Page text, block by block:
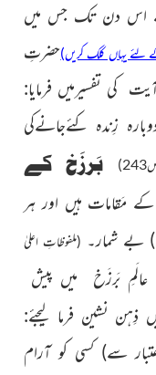
اس دن تک جس میں
یہاں کلک کریں)حضرتِ
کی تفسیرمیں فرمایا:
زِندہ کئےجانےکی
بَرزَخ کے
مَقامات ہیں اور ہر
بے شمار۔ (ملفوظاتِ اعلیٰ
عالَمِ بَرزَخ میں پیش
نشین فرما لیجئے:
سے) کسی کو آرام